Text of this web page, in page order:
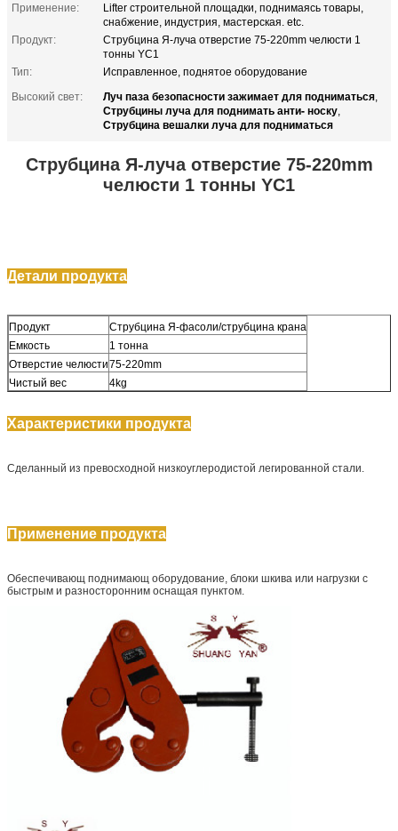
Применение:
Lifter строительной площадки, поднимаясь товары,
снабжение, индустрия, мастерская. etc.
Продукт:
Струбцина Я-луча отверстие 75-220mm челюсти 1
тонны YC1
Тип:
Исправленное, поднятое оборудование
Высокий свет:
Луч паза безопасности зажимает для подниматься,
Струбцины луча для поднимать анти- носку,
Струбцина вешалки луча для подниматься
Струбцина Я-луча отверстие 75-220mm
челюсти 1 тонны YC1
Детали продукта
Продукт
Струбцина Я-фасоли/струбцина крана
Емкость
1 тонна
Отверстие челюсти75-220mm
Чистый вес
4kg
Характеристики продукта
Сделанный из превосходной низкоуглеродистой легированной стали.
Применение продукта
Обеспечивающ поднимающ оборудование, блоки шкива или нагрузки с
быстрым и разносторонним оснащая пунктом.